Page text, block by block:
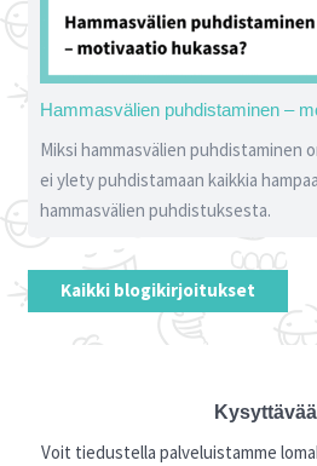
Hammasvälien puhdistaminen –
Miksi hammasvälien puhdistaminen
ei ylety puhdistamaan kaikkia
hammasvälien puhdistuksesta.
Kaikki blogikirjoitukset
Voit tiedustella palveluistamme